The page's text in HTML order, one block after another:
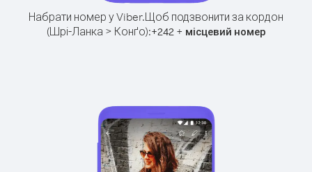
Набрати номер у Viber.Щоб подзвонити за кордон
(Шрі-Ланка > Конґо):+242+ місцевий номер